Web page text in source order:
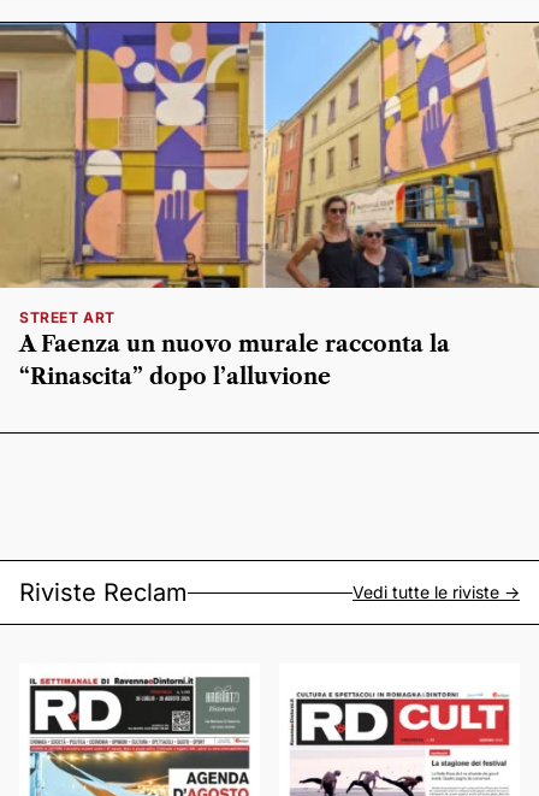
STREET ART
A Faenza un nuovo murale racconta la
“Rinascita” dopo l’alluvione
Riviste Reclam Vedi tutte le riviste ->